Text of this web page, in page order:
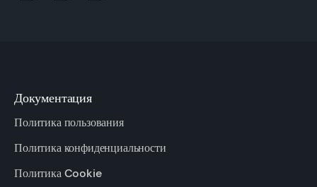
Документация
Политика пользования
Политика конфиденциальности
Политика Cookie